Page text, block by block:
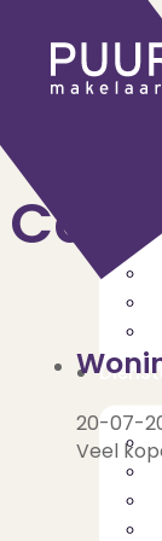
20-07-
Veel